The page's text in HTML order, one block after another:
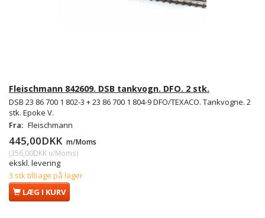
Fleischmann 842609. DSB tankvogn. DFO. 2 stk.
DSB 23 86 700 1 802-3 + 23 86 700 1 804-9 DFO/TEXACO. Tankvogne. 2
stk. Epoke V.
Fra: Fleischmann
445,00DKK m/Moms
(356,00DKK u/Moms)
ekskl. levering
3 stk tilbage på lager
LÆG I KURV